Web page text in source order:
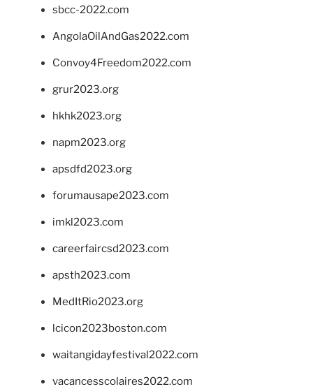
sbcc-2022.com
AngolaOilAndGas2022.com
Convoy4Freedom2022.com
grur2023.org
hkhk2023.org
napm2023.org
apsdfd2023.org
forumausape2023.com
imkl2023.com
careerfaircsd2023.com
apsth2023.com
MedItRio2023.org
lcicon2023boston.com
waitangidayfestival2022.com
vacancesscolaires2022.com